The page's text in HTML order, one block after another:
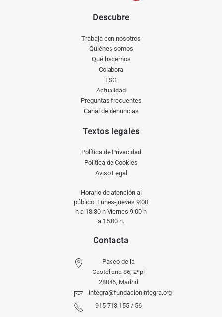
Descubre
Trabaja con nosotros
Quiénes somos
Qué hacemos
Colabora
ESG
Actualidad
Preguntas frecuentes
Canal de denuncias
Textos legales
Política de Privacidad
Política de Cookies
Aviso Legal
Horario de atención al
público: Lunes-jueves 9:00
h a 18:30 h Viernes 9:00 h
a 15:00 h.
Contacta
Paseo de la
Castellana 86, 2ªpl
28046, Madrid
integra@fundacionintegra.org
915 713 155 / 56